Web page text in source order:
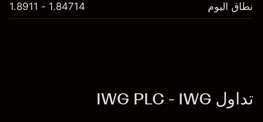
نطاق اليوم 1.84714 - 1.8911
تداول IWG PLC - IWG